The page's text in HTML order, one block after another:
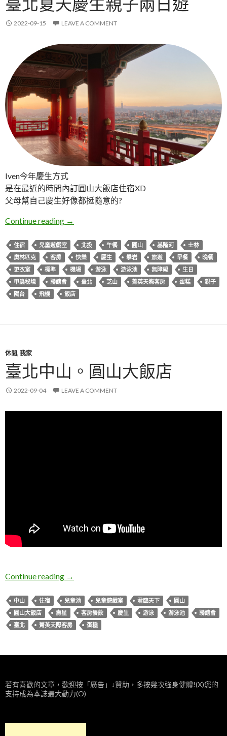
2022-09-15 LEAVE A COMMENT
Iven今年慶生方式
是在最近的時間內訂圓山大飯店住宿XD
父母幫自己慶生好像都挺隨意的?
Continue reading 臺北夏天慶生親子兩日遊
→
住宿 兒童遊戲室 北投 午餐 圓山 基隆河
士林
奧林匹克
客房 快樂 慶生 攀岩 旅遊 早餐
晚餐
更衣室
標準 機場 游泳 游泳池 無障礙
生日
甲蟲秘境
聯誼會 臺北 芝山 菁英天際客房 蛋糕
親子
陽台
飛機 飯店
休閒, 我家
臺北中山。圓山大飯店
2022-09-04 LEAVE A COMMENT
Continue reading 臺北中山。圓山大飯店
→
中山 住宿 兒童池 兒童遊戲室 君臨天下
圓山
圓山大飯店
壽星 客房餐飲 慶生 游泳 游泳池
聯誼會
臺北
菁英天際客房 蛋糕
若有喜歡的文章，歡迎按「廣告」↓贊助，多按幾次強身健體!(X)您的
支持成為本誌最大動力(O)